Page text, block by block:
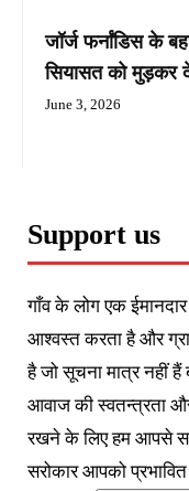
जॉर्ज फर्नांडिस के
सियासत को मुड़कर
June 3, 2026
Support us
गाँव के लोग एक
आश्वस्त करता है और
है जो सूचना मात्र नहीं
आवाज की स्वतन्त्रता और
रखने के लिए हम आपसे
सरोकार आपको